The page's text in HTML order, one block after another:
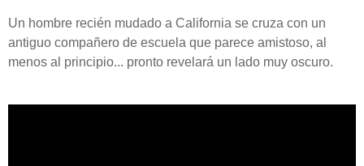
Un hombre recién mudado a California se cruza con un
antiguo compañero de escuela que parece amistoso, al
menos al principio... pronto revelará un lado muy oscuro.